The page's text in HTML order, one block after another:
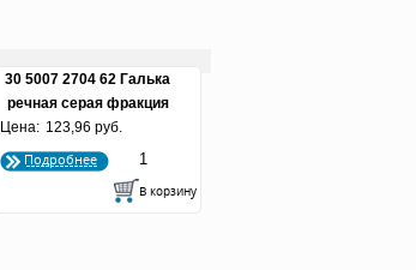
30 5007 2704 62 Галька
речная серая фракция
50-80 мм
Цена: 123,96 руб.
Подробнее